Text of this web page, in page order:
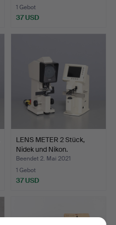
1 Gebot
37 USD
LENS METER 2 Stück,
Nidek und Nikon.
Beendet 2. Mai 2021
1 Gebot
37 USD